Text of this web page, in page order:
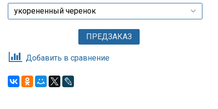
ПРЕДЗАКАЗ
Добавить в сравнение